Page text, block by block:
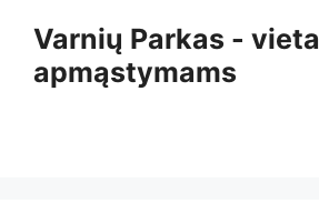
turinio
Varnių Parkas - vieta
apmąstymams